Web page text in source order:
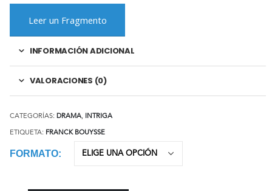
Leer un Fragmento
INFORMACIÓN ADICIONAL
VALORACIONES (0)
CATEGORÍAS: DRAMA, INTRIGA
ETIQUETA: FRANCK BOUYSSE
FORMATO